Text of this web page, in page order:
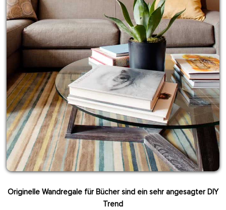
Originelle Wandregale für Bücher sind ein sehr angesagter DIY
Trend